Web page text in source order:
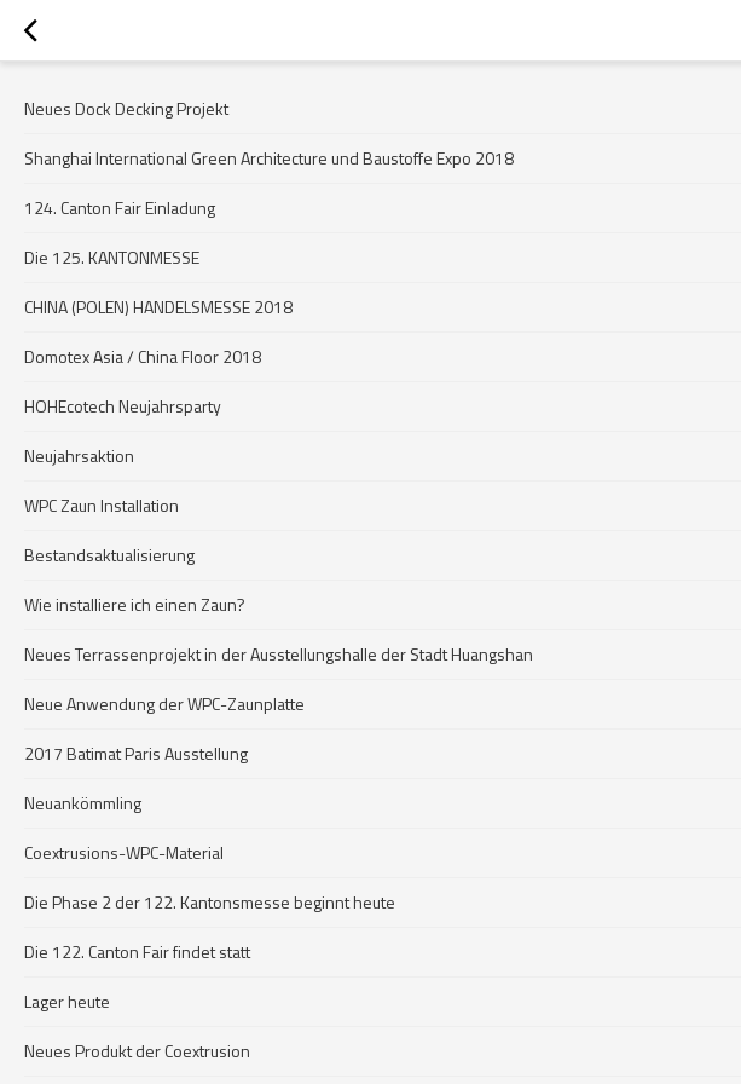
Neues Dock Decking Projekt
Shanghai International Green Architecture und Baustoffe Expo 2018
124. Canton Fair Einladung
Die 125. KANTONMESSE
CHINA (POLEN) HANDELSMESSE 2018
Domotex Asia / China Floor 2018
HOHEcotech Neujahrsparty
Neujahrsaktion
WPC Zaun Installation
Bestandsaktualisierung
Wie installiere ich einen Zaun?
Neues Terrassenprojekt in der Ausstellungshalle der Stadt Huangshan
Neue Anwendung der WPC-Zaunplatte
2017 Batimat Paris Ausstellung
Neuankömmling
Coextrusions-WPC-Material
Die Phase 2 der 122. Kantonsmesse beginnt heute
Die 122. Canton Fair findet statt
Lager heute
Neues Produkt der Coextrusion